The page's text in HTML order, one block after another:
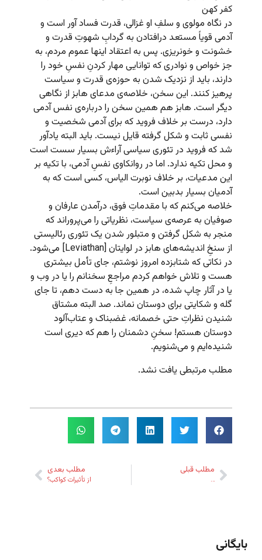
کفر کهن
در نگاه مولوی و سلفِ او غزالی، قدرت فساد آور است و
آدمی قویاً مستعد درافتادن به گردابِ شهوتِ قدرت و
خشونت و خونریزی. پس به اعتقاد اینها عموم مردم، به
جز خواص و نوادری که توانایی مهار کردنِ نفسِ خود را
دارند، باید از نزدیک شدن به حوزه‌ی قدرت و سیاست
پرهیز کنند. این سخن، خلاصه‌ی مدعای هابز از نگاهی
دیگر است. هابز هم همین سخن را درباره‌ی نفس آدمی
دارد، درست بر خلاف فروید که برای آدمی شخصیت و
نفسی ثابت و شکل گرفته قایل نیست. باید البته یادآور
شد که فروید در تئوری سیاسی آراءش بسیار سست است
و محل تکیه ندارد. اما در روانکاوی نفسِ آدمی، با تکیه بر
این مدعیات، بر خلاف نوبرت الیاس، کسی است که به
آدمیان بسیار بدبین است.
خلاصه می‌کنم که با مقدماتِ فوق، درآمدن عارفان و
صوفیان به عرصه‌ی سیاست، نظریاتی را می‌پروراند که
منجر به شکل گرفتن و متبلور شدن یک تئوری رئالیستی
از سنخِ اندیشه‌های هابز در لوایتان [Leviathan] می‌شود.
در نکاتی که شتابزده امروز نوشتم، جای تأمل بیشتری
هست و تلاش خواهم کردم مراجعِ سخنانم را یا در وب و
یا در آثار چاپ شده، در همین جا به دست دهم، تا جای
گله و شکایتی برای دوستان نماند. صد البته مشتاق
شنیدن نظراتِ حتی خصمانه، غضبناک و عتاب‌آلود
دوستان هستم! سخنِ دشمنان را هم که دیری است
شنیده‌ایم و می‌شنویم.
مطلب مرتبطی یافت نشد.
مطلب قبلی
…
مطلب بعدی
از تأثیرات کواکب؟
بایگانی